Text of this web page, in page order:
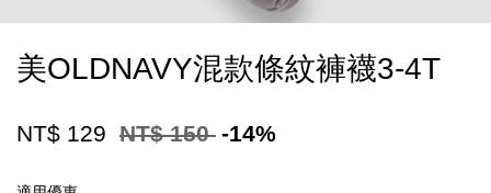
美OLDNAVY混款條紋褲襪3-4T
NT$ 129 NT$ 150 -14%